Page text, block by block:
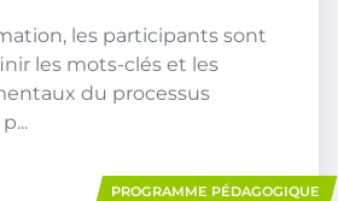
les participants sont
les mots-clés et les
du processus
PROGRAMME PÉDAGOGIQUE